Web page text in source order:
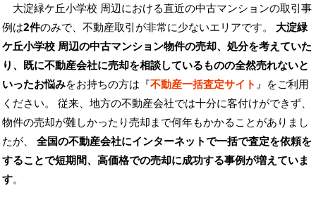
大淀緑ケ丘小学校 周辺における直近の中古マンションの取引事
例は2件のみで、不動産取引が非常に少ないエリアです。 大淀緑
ケ丘小学校 周辺の中古マンション物件の売却、処分を考えていた
り、既に不動産会社に売却を相談しているものの全然売れないと
いったお悩みをお持ちの方は『不動産一括査定サイト 』をご利用
ください。 従来、地方の不動産会社では十分に客付けができず、
物件の売却が難しかったり売却まで何年もかかることがありまし
たが、 全国の不動産会社にインターネットで一括で査定を依頼を
することで短期間、高価格での売却に成功する事例が増えていま
す。